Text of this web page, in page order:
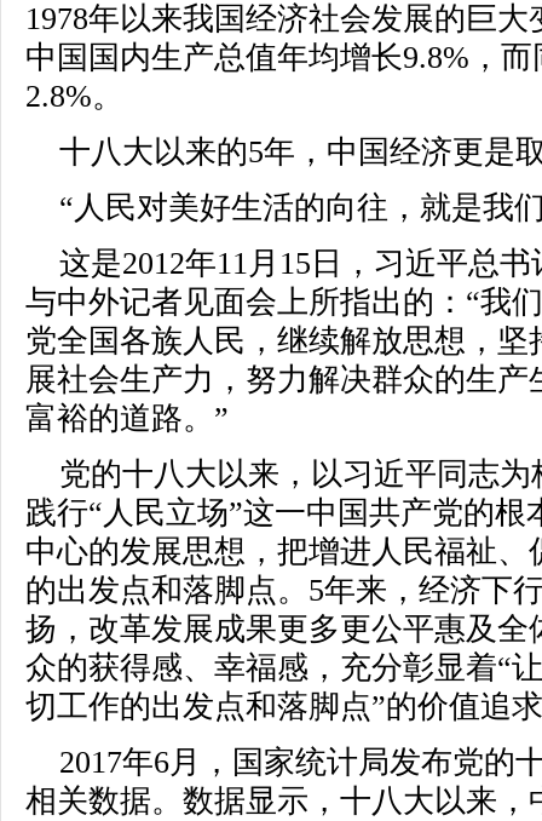
1978年以来我国经济社会发展的巨大
中国国内生产总值年均增长9.8%，
2.8%。
十八大以来的5年，中国经济更是
“人民对美好生活的向往，就是我
这是2012年11月15日，习近平总
与中外记者见面会上所指出的：“我
党全国各族人民，继续解放思想，
展社会生产力，努力解决群众的生
富裕的道路。”
党的十八大以来，以习近平同志
践行“人民立场”这一中国共产党的
中心的发展思想，把增进人民福祉
的出发点和落脚点。5年来，经济下
扬，改革发展成果更多更公平惠及
众的获得感、幸福感，充分彰显着“
切工作的出发点和落脚点”的价值追
2017年6月，国家统计局发布党的
相关数据。数据显示，十八大以来